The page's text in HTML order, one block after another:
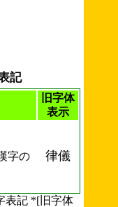
記
旧字体
表示
字の
律儀
表記 *[旧字体